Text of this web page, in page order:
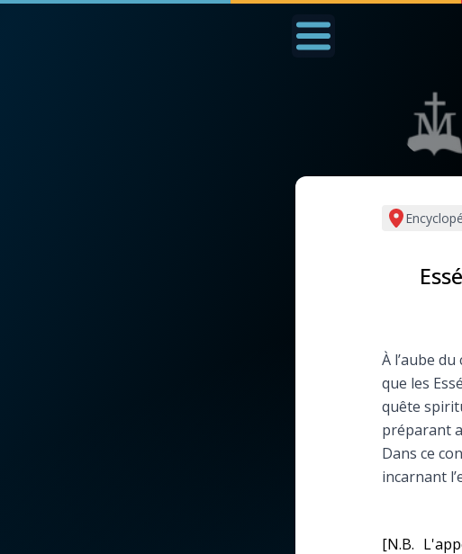
Nous soutenir
Prier au quotidien
Les premiers samedis
Marie qui défait les
À l’aube
que les
quête
préparant
Dans ce
incarnant
[N.B.